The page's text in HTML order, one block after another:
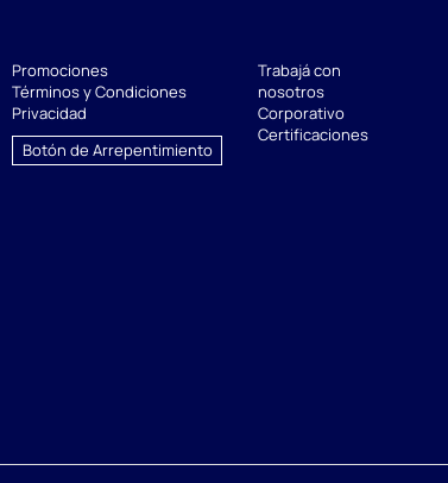
Promociones
Términos y Condiciones
Privacidad
Botón de Arrepentimiento
Trabajá con
nosotros
Corporativo
Certificaciones